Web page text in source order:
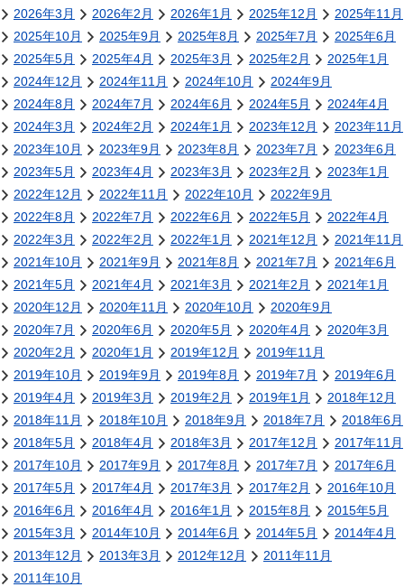
2026年3月
2026年2月 2026年1月 2025年12月
2025年11月
2025年10月
2025年9月 2025年8月 2025年7月
2025年6月
2025年5月
2025年4月 2025年3月 2025年2月
2025年1月
2024年12月
2024年11月 2024年10月
2024年9月
2024年8月
2024年7月 2024年6月 2024年5月
2024年4月
2024年3月
2024年2月 2024年1月 2023年12月
2023年11月
2023年10月
2023年9月 2023年8月 2023年7月
2023年6月
2023年5月
2023年4月 2023年3月 2023年2月
2023年1月
2022年12月
2022年11月 2022年10月
2022年9月
2022年8月
2022年7月 2022年6月 2022年5月
2022年4月
2022年3月
2022年2月 2022年1月 2021年12月
2021年11月
2021年10月
2021年9月 2021年8月 2021年7月
2021年6月
2021年5月
2021年4月 2021年3月 2021年2月
2021年1月
2020年12月
2020年11月 2020年10月
2020年9月
2020年7月
2020年6月 2020年5月 2020年4月
2020年3月
2020年2月
2020年1月 2019年12月
2019年11月
2019年10月
2019年9月 2019年8月 2019年7月
2019年6月
2019年4月
2019年3月 2019年2月 2019年1月
2018年12月
2018年11月
2018年10月 2018年9月 2018年7月
2018年6月
2018年5月
2018年4月 2018年3月 2017年12月
2017年11月
2017年10月
2017年9月 2017年8月 2017年7月
2017年6月
2017年5月
2017年4月 2017年3月 2017年2月
2016年10月
2016年6月
2016年4月 2016年1月 2015年8月
2015年5月
2015年3月
2014年10月 2014年6月 2014年5月
2014年4月
2013年12月
2013年3月 2012年12月
2011年11月
2011年10月